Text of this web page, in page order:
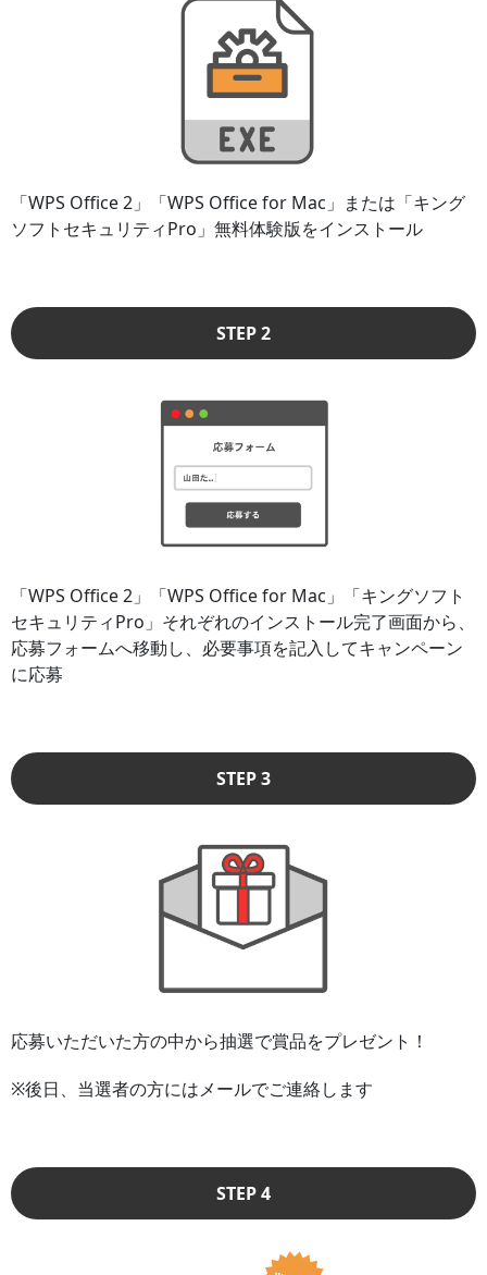
「WPS Office 2」「WPS Office for Mac」または「キング
ソフトセキュリティPro」無料体験版をインストール
STEP 2
「WPS Office 2」「WPS Office for Mac」「キングソフト
セキュリティPro」それぞれのインストール完了画面から、
応募フォームへ移動し、必要事項を記入してキャンペーン
に応募
STEP 3
応募いただいた方の中から抽選で賞品をプレゼント！
※後日、当選者の方にはメールでご連絡します
STEP 4